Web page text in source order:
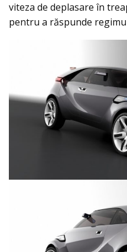
viteza de deplasare în
pentru a răspunde